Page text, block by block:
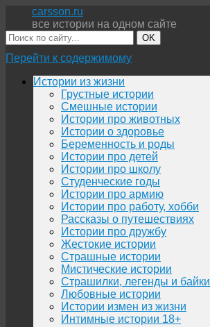
carsson.ru
все истории на одном сайте
OK
Перейти к содержимому
Истории из жизни
Грустные истории
Смешные истории
Истории про животных
Истории о здоровье
Беременность и роды
Истории про детей
Истории про школу
Студенческие годы
Истории про армию
Истории про работу, хобби
Рассказы о путешествиях
Истории про дружбу
Жестокие истории
Страшные истории
Мистические истории
Страшилки, легенды и байки
Любовные истории
Истории измен из жизни
Интимные истории 18+